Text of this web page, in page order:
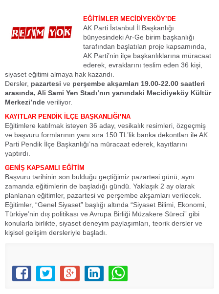
EĞİTİMLER MECİDİYEKÖY’DE
AK Parti İstanbul İl Başkanlığı
bünyesindeki Ar-Ge birim başkanlığı
tarafından başlatılan proje kapsamında,
AK Parti’nin ilçe başkanlıklarına müracaat
ederek, evraklarını teslim eden 36 kişi,
siyaset eğitimi almaya hak kazandı.
Dersler, pazartesi ve perşembe akşamları 19.00-22.00 saatleri
arasında, Ali Sami Yen Stadı’nın yanındaki Mecidiyeköy Kültür
Merkezi’nde veriliyor.
KAYITLAR PENDİK İLÇE BAŞKANLIĞI’NA
Eğitimlere katılmak isteyen 36 aday, vesikalık resimleri, özgeçmiş
ve başvuru formlarının yanı sıra 150 TL’lik banka dekontları ile AK
Parti Pendik İlçe Başkanlığı’na müracaat ederek, kayıtlarını
yaptırdı.
GENİŞ KAPSAMLI EĞİTİM
Başvuru tarihinin son bulduğu geçtiğimiz pazartesi günü, aynı
zamanda eğitimlerin de başladığı gündü. Yaklaşık 2 ay olarak
planlanan eğitimler, pazartesi ve perşembe akşamları verilecek.
Eğitimler, “Genel Siyaset” başlığı altında “Siyaset Bilimi, Ekonomi,
Türkiye’nin dış politikası ve Avrupa Birliği Müzakere Süreci” gibi
konularla birlikte, siyaset deneyim paylaşımları, teorik dersler ve
kişisel gelişim dersleriyle başladı.